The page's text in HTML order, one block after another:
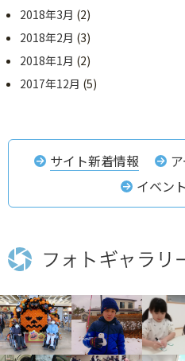
2018年3月 (2)
2018年2月 (3)
2018年1月 (2)
2017年12月 (5)
サイト新着情報
イベン